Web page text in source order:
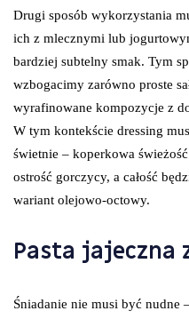
Drugi sposób wykorzystania
ich z mlecznymi lub
bardziej subtelny smak. Tym
wzbogacimy zarówno proste
wyrafinowane kompozycje z
W tym kontekście dressing
świetnie – koperkowa
ostrość gorczycy, a całość
wariant olejowo-octowy.
Pasta jajeczna
Śniadanie nie musi być nudne